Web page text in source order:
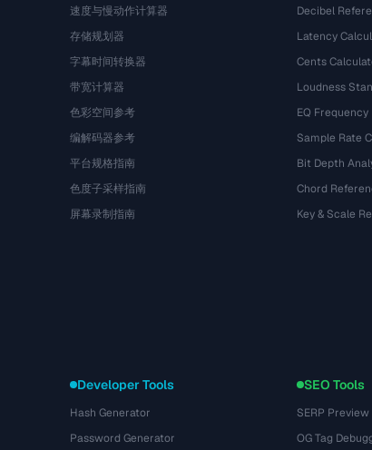
速度与慢动作计算器
存储规划器
字幕时间转换器
带宽计算器
色彩空间参考
编解码器参考
平台规格指南
色度子采样指南
屏幕录制指南
Decibel
Latency
Cents
Loudness
EQ
Sample Rate
Bit Depth
Chord
Key & Scale
Developer Tools
Hash Generator
Password Generator
SEO Tools
SERP Preview
OG Tag